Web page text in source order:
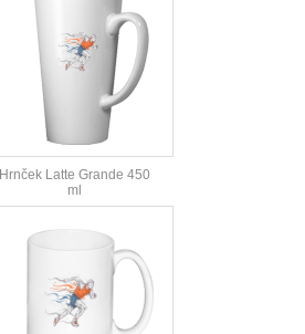
Hrnček Latte Grande 450
ml